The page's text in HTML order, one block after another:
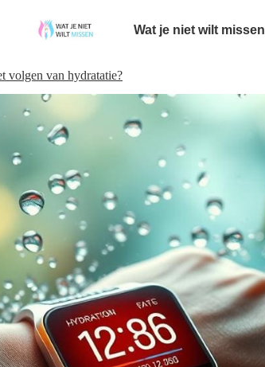
Wat je niet wilt missen
volgen van hydratatie?